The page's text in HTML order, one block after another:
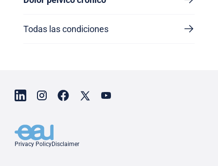
Todas las condiciones
Privacy PolicyDisclaimer